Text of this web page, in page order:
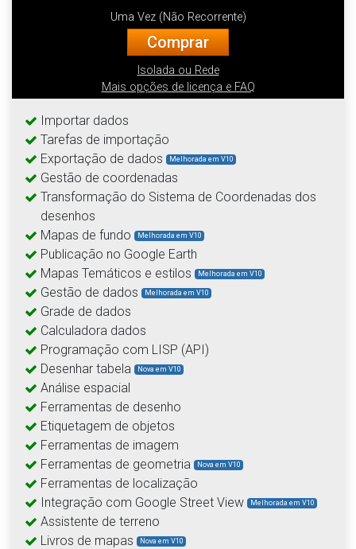
Uma Vez (Não Recorrente)
Comprar
Isolada ou Rede
Mais opções de licença e FAQ
Importar dados
Tarefas de importação
Exportação de dados
Melhorada em V10
Gestão de coordenadas
Transformação do Sistema de Coordenadas dos
desenhos
Mapas de fundo
Melhorada em V10
Publicação no Google Earth
Mapas Temáticos e estilos
Melhorada em V10
Gestão de dados Melhorada em V10
Grade de dados
Calculadora dados
Programação com LISP (API)
Desenhar tabela
Nova em V10
Análise espacial
Ferramentas de desenho
Etiquetagem de objetos
Ferramentas de imagem
Ferramentas de geometria
Nova em V10
Ferramentas de localização
Integração com Google Street View
Melhorada em V10
Assistente de terreno
Livros de mapas
Nova em V10